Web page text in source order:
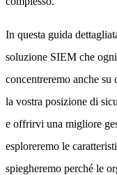
In questa guida
soluzione SIEM che
concentreremo anche
la vostra posizione di
e offrirvi una migliore
esploreremo le
spiegheremo perché le